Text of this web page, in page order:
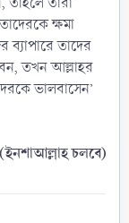
ক্ষমা
ব্যাপারে তাদের
তখন আল্লাহর
ভালবাসেন’
(ইনশাআল্লাহ চলবে)